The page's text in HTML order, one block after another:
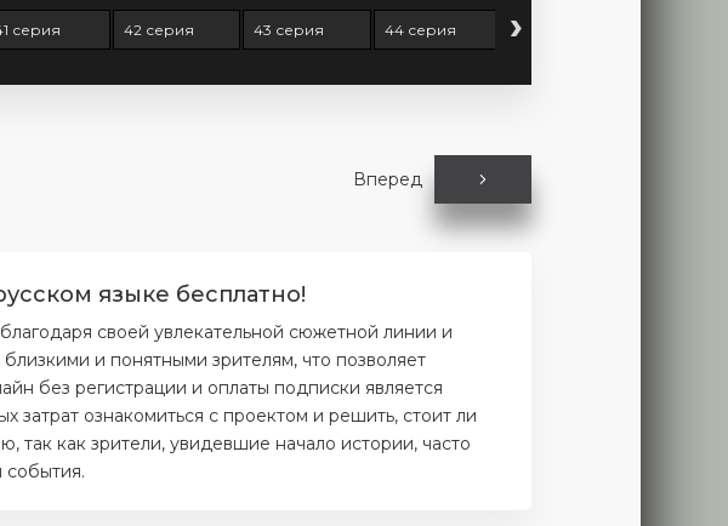
серия 42 серия 43 серия 44 серия 45 серия
›
Вперед
языке бесплатно!
своей увлекательной сюжетной линии и
и понятными зрителям, что позволяет
без регистрации и оплаты подписки является
ознакомиться с проектом и решить, стоит ли
так как зрители, увидевшие начало истории, часто
события.